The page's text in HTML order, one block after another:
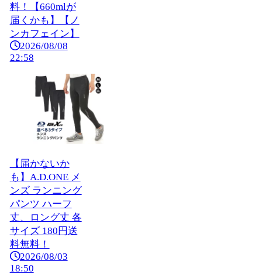
料！【660mlが
届くかも】【ノ
ンカフェイン】
2026/08/08
22:58
【届かないか
も】A.D.ONE メ
ンズ ランニング
パンツ ハーフ
丈、ロング丈 各
サイズ 180円送
料無料！
2026/08/03
18:50